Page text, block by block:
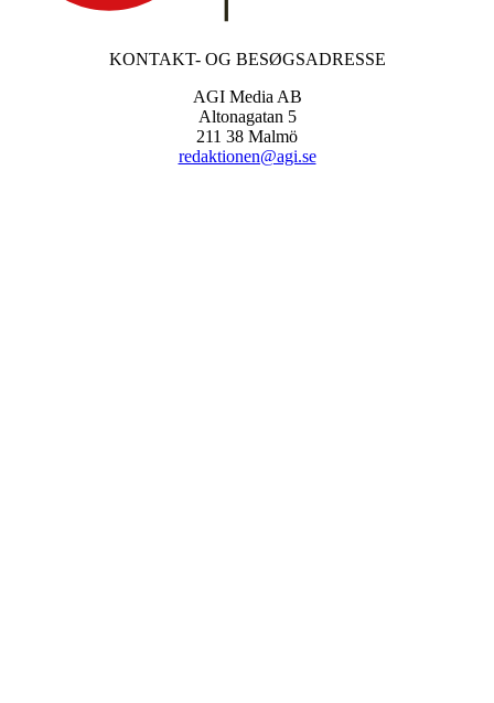
KONTAKT- OG BESØGSADRESSE
AGI Media AB
Altonagatan 5
211 38 Malmö
redaktionen@agi.se